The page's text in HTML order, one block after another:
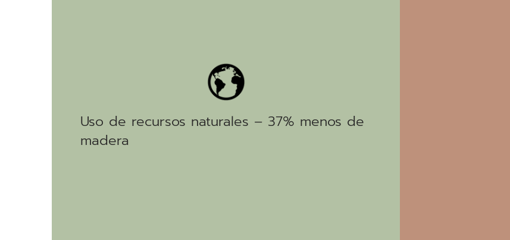
Uso de recursos naturales – 37% menos de
madera